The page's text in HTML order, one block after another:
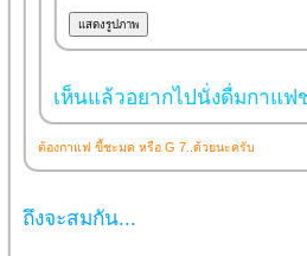
เห็นแล้วอยากไปนั่งดื่มกาแฟ
ต้องกาแฟ ขี้ชะมด หรือ G 7..ด้วยนะครับ
ถึงจะสมกัน...